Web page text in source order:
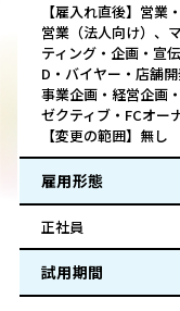
【雇入れ直後】営業
営業（法人向け）、
ティング・企画・宣
D・バイヤー・店舗開
事業企画・経営企画
ゼクティブ・FCオー
【変更の範囲】無し
雇用形態
正社員
試用期間